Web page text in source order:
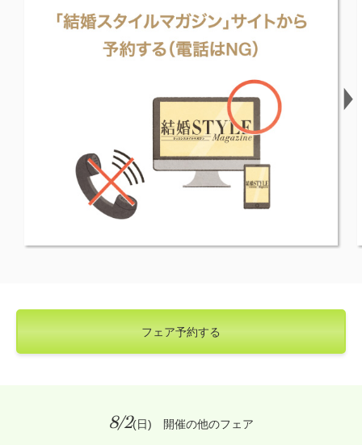
フェア予約する
8/2(日) 開催の他のフェア